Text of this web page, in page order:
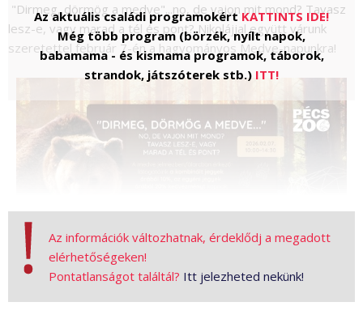
"Dirmeg, dörmög a medve"...no, de vajon mit mond? Tavasz
lesz-e, vagy marad a tél és pont? Nikolájjal együtt várunk
szeretettel február 7-én a hagyományos Medve-napunkra!
Az aktuális családi programokértKATTINTS IDE!
Még több program (börzék, nyílt napok,
babamama - és kismama programok, táborok,
strandok, játszóterek stb.) ITT!
Hozz magaddal még egy embert!
Az információk változhatnak, érdeklődj a megadott
elérhetőségeken!
Pontatlanságot találtál? Itt jelezheted nekünk!